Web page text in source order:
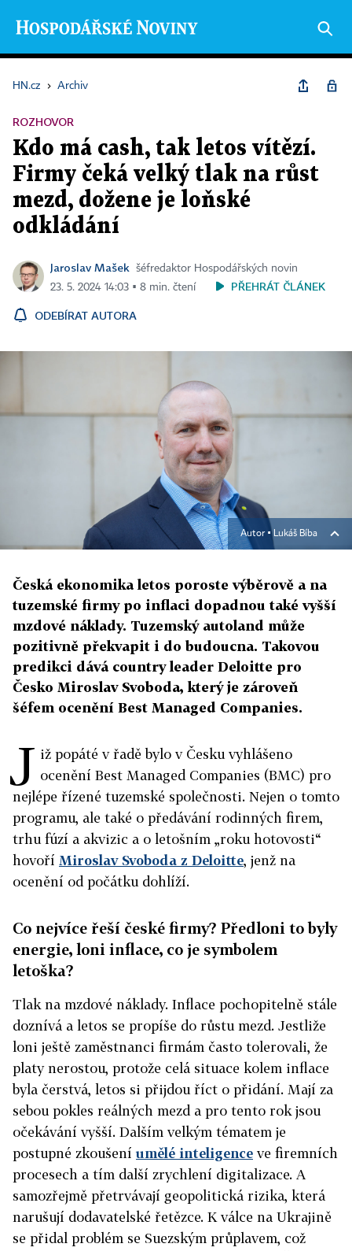
HN.cz › Archiv
ROZHOVOR
Kdo má cash, tak letos vítězí.
Firmy čeká velký tlak na růst
mezd, dožene je loňské
odkládání
Jaroslav Mašek
šéfredaktor Hospodářských novin
23. 5. 2024 14:03 ▪ 8 min. čtení
PŘEHRÁT ČLÁNEK
ODEBÍRAT AUTORA
Autor ▪ Lukáš Bíba
Česká ekonomika letos poroste výběrově a na
tuzemské firmy po inflaci dopadnou také vyšší
mzdové náklady. Tuzemský autoland může
pozitivně překvapit i do budoucna. Takovou
predikci dává country leader Deloitte pro
Česko Miroslav Svoboda, který je zároveň
šéfem ocenění Best Managed Companies.
J iž popáté v řadě bylo v Česku vyhlášeno
ocenění Best Managed Companies (BMC) pro
nejlépe řízené tuzemské společnosti. Nejen o tomto
programu, ale také o předávání rodinných firem,
trhu fúzí a akvizic a o letošním „roku hotovosti“
hovoří Miroslav Svoboda z Deloitte, jenž na
ocenění od počátku dohlíží.
Co nejvíce řeší české firmy? Předloni to byly
energie, loni inflace, co je symbolem
letoška?
Tlak na mzdové náklady. Inflace pochopitelně stále
doznívá a letos se propíše do růstu mezd. Jestliže
loni ještě zaměstnanci firmám často tolerovali, že
platy nerostou, protože celá situace kolem inflace
byla čerstvá, letos si přijdou říct o přidání. Mají za
sebou pokles reálných mezd a pro tento rok jsou
očekávání vyšší. Dalším velkým tématem je
postupné zkoušeníumělé inteligence ve firemních
procesech a tím další zrychlení digitalizace. A
samozřejmě přetrvávají geopolitická rizika, která
narušují dodavatelské řetězce. K válce na Ukrajině
se přidal problém se Suezským průplavem, což